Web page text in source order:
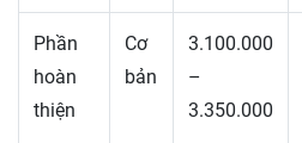
Phần
hoàn
thiện
Cơ
bản
3.100.000
–
3.350.000